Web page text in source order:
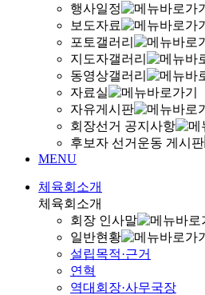
행사일정
보도자료
포토갤러리
지도자갤러리
동영상갤러리
자료실
자유게시판
회장선거 공지사항
후보자 선거운동 게시판
MENU
체육회소개
체육회소개
회장 인사말
일반현황
설립목적·근거
연혁
역대회장·사무국장